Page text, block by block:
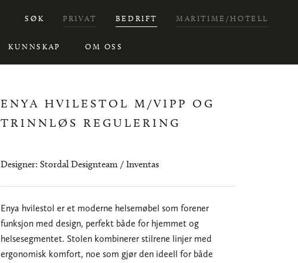
KUNNSKAP OM OSS
SØK PRIVAT BEDRIFT MARITIME/HOTELL
ENYA HVILESTOL M/VIPP OG
TRINNLØS REGULERING
Designer: Stordal Designteam / Inventas
Enya hvilestol er et moderne helsemøbel som forener
funksjon med design, perfekt både for hjemmet og
helsesegmentet. Stolen kombinerer stilrene linjer med
ergonomisk komfort, noe som gjør den ideell for både